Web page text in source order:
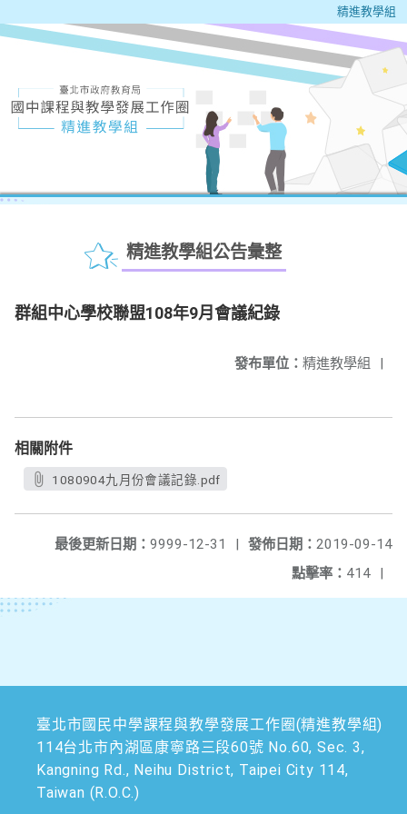
精進教學組
精進教學組公告彙整
群組中心學校聯盟108年9月會議紀錄
發布單位： 精進教學組 |
相關附件
1080904九月份會議記錄.pdf
發佈日期： 2019-09-14
最後更新日期： 9999-12-31
|
點擊率： 414 |
臺北市國民中學課程與教學發展工作圈(精進教學組)
114台北市內湖區康寧路三段60號 No.60, Sec. 3,
Kangning Rd., Neihu District, Taipei City 114,
Taiwan (R.O.C.)